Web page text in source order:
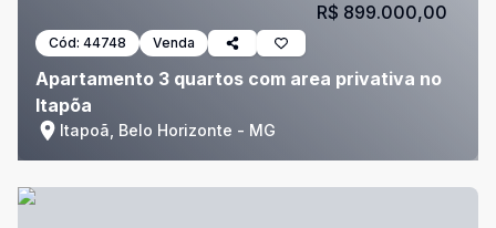
Cód: 44748 Venda
Apartamento 3 quartos com area privativa no
Itapõa
Itapoã, Belo Horizonte - MG
R$ 899.000,00